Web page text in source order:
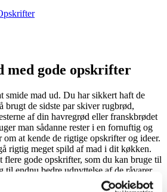
med gode opskrifter
smide mad ud. Du har sikkert haft de
brugt de sidste par skiver rugbrød,
af din havregrød eller franskbrødet
man sådanne rester i en fornuftig og
om at kende de rigtige opskrifter og ideer.
rigtig meget spild af mad i dit køkken.
flere gode opskrifter, som du kan bruge til
til endnu bedre udnyttelse af de råvarer,